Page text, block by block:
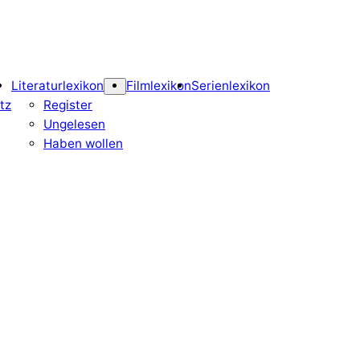
Literaturlexikon
Register
Ungelesen
Haben wollen
FilmlexikonSerienlexikon